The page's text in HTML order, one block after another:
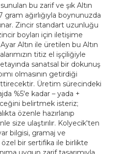
bu zarif ve şık Altın
ağırlığıyla boynunuzda
Zincir standart uzunluğu
boyları için iletişime
Altın ile üretilen bu Altın
titiz el işçiliğiyle
sanatsal bir dokunuş
olmasının getirdiği
Üretim sürecindeki
%5'e kadar – yada +
belirtmek isteriz;
özenle hazırlanıp
size ulaştırılır. Kolyecik'ten
bilgisi, gramaj ve
bir sertifika ile birlikte